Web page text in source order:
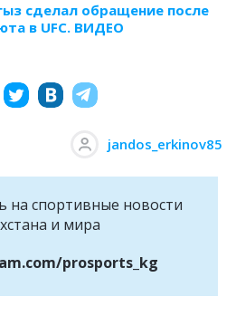
сделал обращение после
в UFC. ВИДЕО
jandos_erkinov85
на cпортивные новости
и мира
prosports_kg